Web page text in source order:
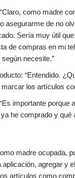
como madre
asegurarme de no
Sería muy útil
de compras en mi
necesite.”
“Entendido.
los artículos
importante porque
he comprado y qué
madre ocupada,
aplicación, agregar y
artículos como